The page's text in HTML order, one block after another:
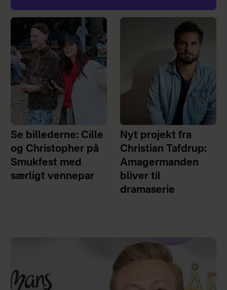
Se billederne: Cille
og Christopher på
Smukfest med
særligt vennepar
Nyt projekt fra
Christian Tafdrup:
Amagermanden
bliver til
dramaserie